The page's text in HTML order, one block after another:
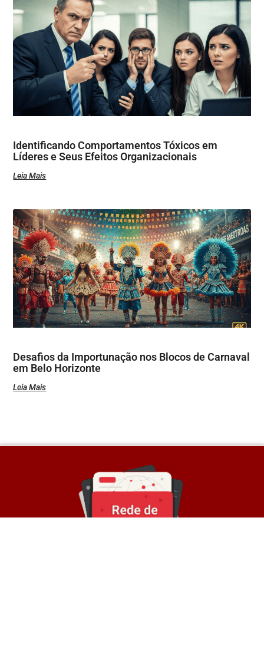
Identificando Comportamentos Tóxicos em
Líderes e Seus Efeitos Organizacionais
Leia Mais
Desafios da Importunação nos Blocos de Carnaval
em Belo Horizonte
Leia Mais